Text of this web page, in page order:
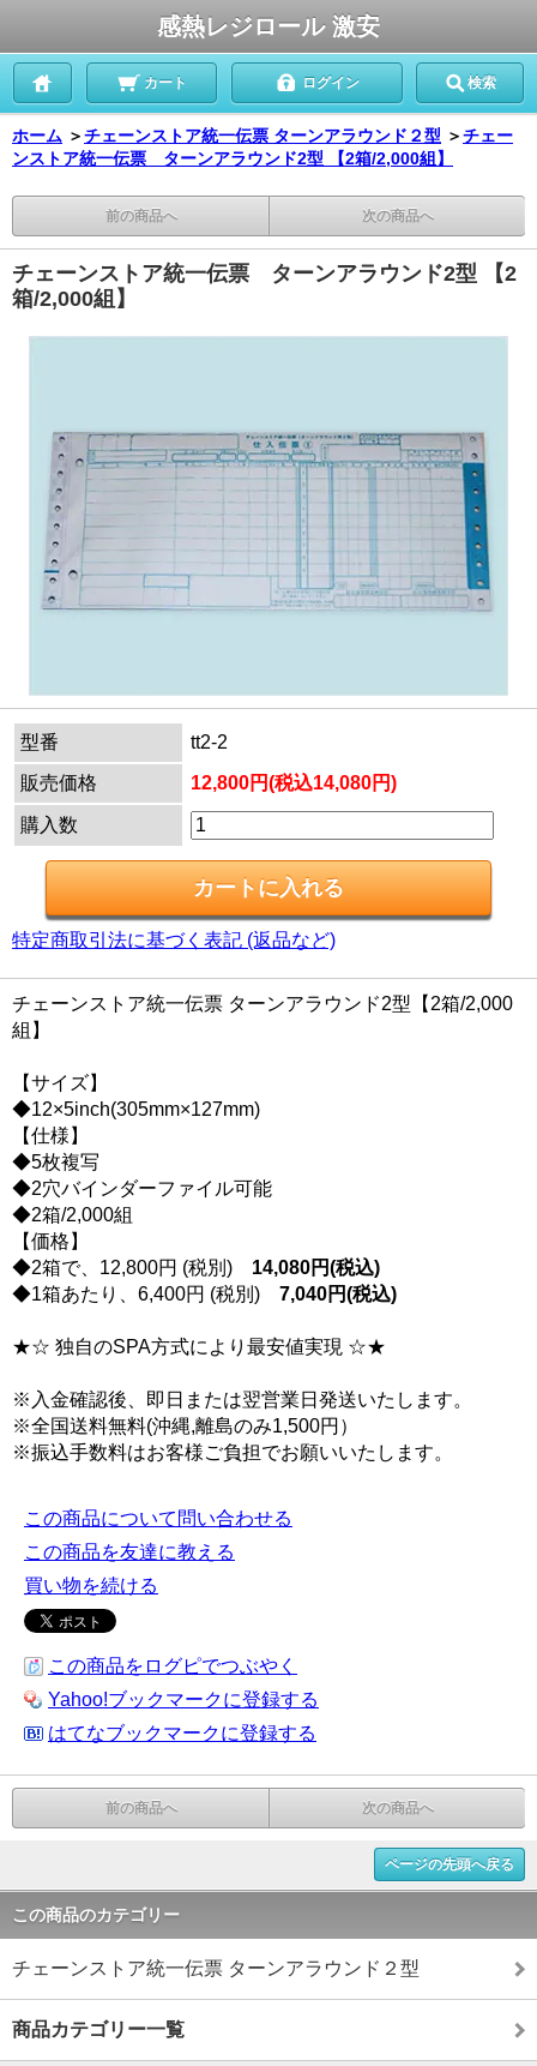
感熱レジロール 激安
カート ログイン 検索
ホーム ＞チェーンストア統一伝票 ターンアラウンド２型 ＞チェー
ンストア統一伝票 ターンアラウンド2型 【2箱/2,000組】
前の商品へ 次の商品へ
チェーンストア統一伝票 ターンアラウンド2型 【2
箱/2,000組】
型番
tt2-2
販売価格
12,800円(税込14,080円)
購入数
特定商取引法に基づく表記 (返品など)
チェーンストア統一伝票 ターンアラウンド2型【2箱/2,000
組】
【サイズ】
◆12×5inch(305mm×127mm)
【仕様】
◆5枚複写
◆2穴バインダーファイル可能
◆2箱/2,000組
【価格】
◆2箱で、12,800円 (税別) 14,080円(税込)
◆1箱あたり、6,400円 (税別) 7,040円(税込)
★☆ 独自のSPA方式により最安値実現 ☆★
※入金確認後、即日または翌営業日発送いたします。
※全国送料無料(沖縄,離島のみ1,500円）
※振込手数料はお客様ご負担でお願いいたします。
この商品について問い合わせる
この商品を友達に教える
買い物を続ける
この商品をログピでつぶやく
Yahoo!ブックマークに登録する
はてなブックマークに登録する
前の商品へ 次の商品へ
ページの先頭へ戻る
この商品のカテゴリー
チェーンストア統一伝票 ターンアラウンド２型
商品カテゴリー一覧